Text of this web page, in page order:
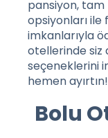
pansiyon,
opsiyonları ile
imkanlarıyla
otellerindesiz
seçeneklerini
hemen ayırtın!
Bolu